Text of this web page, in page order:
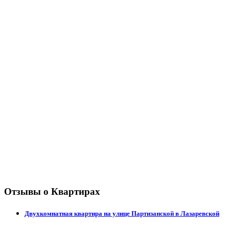
Отзывы о Квартирах
Двухкомнатная квартира на улице Партизанской в Лазаревской